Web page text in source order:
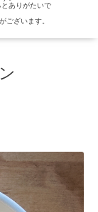
ありがたいで
ございます。